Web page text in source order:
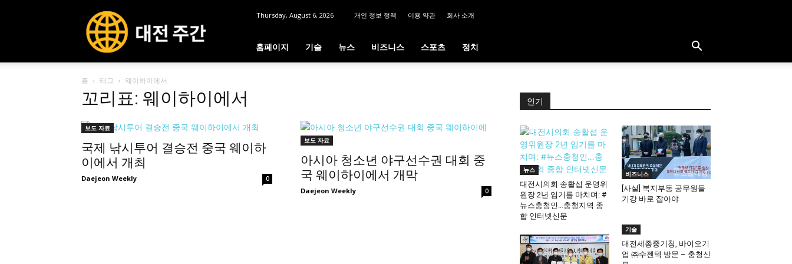
전
주
Thursday, August 6, 2026 개인 정보 정책 이용 약관 회사 소개
홈페이지 기술 뉴스 비즈니스 스포츠 정치
홈 태그 웨이하이에서
꼬리표: 웨이하이에서
보도 자료
국제 낚시투어 결승전 중국 웨이하
이에서 개최
Daejeon Weekly 0
보도 자료
아시아 청소년 야구선수권 대회 중
국 웨이하이에서 개막
Daejeon Weekly 0
인기
뉴스
대전시의회 송활섭 운영위
원장 2년 임기를 마치며: #
뉴스충청인…충청지역 종
합 인터넷신문
비즈니스
[사설] 복지부동 공무원들
기강 바로 잡아야
기술
대전세종중기청, 바이오기
업 ㈜수젠텍 방문 – 충청신